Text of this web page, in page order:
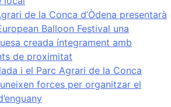
de la Conca d’Òdena presentarà
Balloon Festival una
creada íntegrament amb
de proximitat
i el Parc Agrari de la Conca
uneixen forces per organitzar el